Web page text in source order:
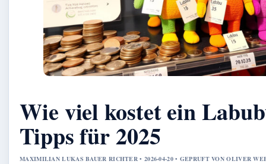
Wie viel kostet ein
Tipps für 2025
MAXIMILIAN LUKAS BAUER RICHTER • 2026-04-20 • GEPRUFT VON OLIVER